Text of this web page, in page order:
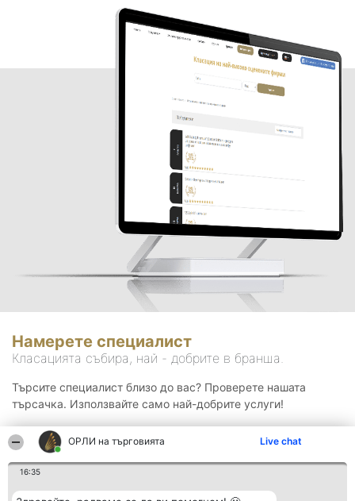
ОРЛИ на търговията Live chat
16:35
Намерете специалист
Класацията събира, най - добрите в бранша.
Търсите специалист близо до вас? Проверете нашата
търсачка. Използвайте само най-добрите услуги!